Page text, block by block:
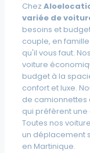
Chez
variée de
besoins et
couple, en
qu'il vous faut.
voiture
budget à la
confort et luxe.
de camionnettes
qui préfèrent
Toutes nos
un déplacement
en Martinique.